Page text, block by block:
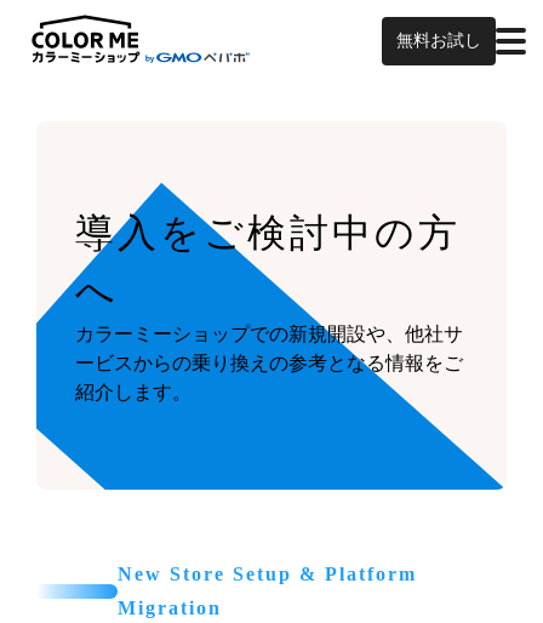
無料お試し
導入をご検討中の方
へ
カラーミーショップでの新規開設や、他社サ
ービスからの乗り換えの参考となる情報をご
紹介します。
New Store Setup & Platform
Migration